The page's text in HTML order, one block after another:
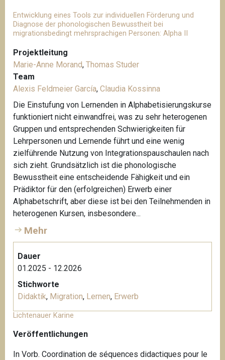
Entwicklung eines Tools zur individuellen Förderung und
Diagnose der phonologischen Bewusstheit bei
migrationsbedingt mehrsprachigen Personen: Alpha II
Projektleitung
Marie-Anne Morand, Thomas Studer
Team
Alexis Feldmeier García, Claudia Kossinna
Die Einstufung von Lernenden in Alphabetisierungskurse
funktioniert nicht einwandfrei, was zu sehr heterogenen
Gruppen und entsprechenden Schwierigkeiten für
Lehrpersonen und Lernende führt und eine wenig
zielführende Nutzung von Integrationspauschaulen nach
sich zieht. Grundsätzlich ist die phonologische
Bewusstheit eine entscheidende Fähigkeit und ein
Prädiktor für den (erfolgreichen) Erwerb einer
Alphabetschrift, aber diese ist bei den Teilnehmenden in
heterogenen Kursen, insbesondere...
Mehr
Dauer
01.2025 - 12.2026
Stichworte
Didaktik, Migration, Lernen, Erwerb
Lichtenauer Karine
Veröffentlichungen
In Vorb. Coordination de séquences didactiques pour le